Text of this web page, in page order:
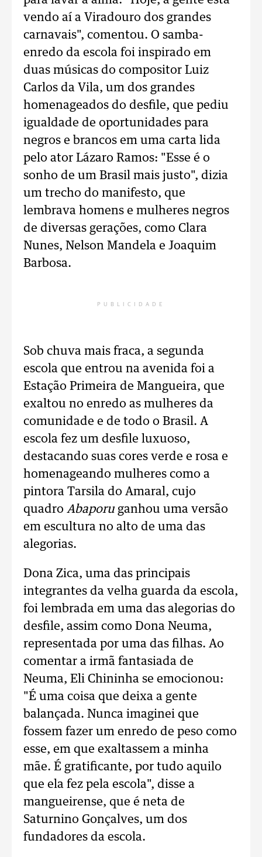
vendo aí a Viradouro dos grandes
carnavais", comentou. O samba-
enredo da escola foi inspirado em
duas músicas do compositor Luiz
Carlos da Vila, um dos grandes
homenageados do desfile, que pediu
igualdade de oportunidades para
negros e brancos em uma carta lida
pelo ator Lázaro Ramos: "Esse é o
sonho de um Brasil mais justo", dizia
um trecho do manifesto, que
lembrava homens e mulheres negros
de diversas gerações, como Clara
Nunes, Nelson Mandela e Joaquim
Barbosa.
PUBLICIDADE
Sob chuva mais fraca, a segunda
escola que entrou na avenida foi a
Estação Primeira de Mangueira, que
exaltou no enredo as mulheres da
comunidade e de todo o Brasil. A
escola fez um desfile luxuoso,
destacando suas cores verde e rosa e
homenageando mulheres como a
pintora Tarsila do Amaral, cujo
quadro Abaporu ganhou uma versão
em escultura no alto de uma das
alegorias.
Dona Zica, uma das principais
integrantes da velha guarda da escola,
foi lembrada em uma das alegorias do
desfile, assim como Dona Neuma,
representada por uma das filhas. Ao
comentar a irmã fantasiada de
Neuma, Eli Chininha se emocionou:
"É uma coisa que deixa a gente
balançada. Nunca imaginei que
fossem fazer um enredo de peso como
esse, em que exaltassem a minha
mãe. É gratificante, por tudo aquilo
que ela fez pela escola", disse a
mangueirense, que é neta de
Saturnino Gonçalves, um dos
fundadores da escola.